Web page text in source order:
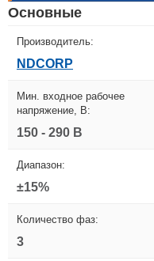
Основные
Производитель:
NDCORP
Мин. входное рабочее
напряжение, В:
150 - 290 В
Диапазон:
±15%
Количество фаз:
3